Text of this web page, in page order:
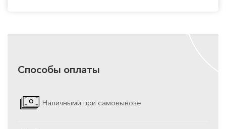
Способы оплаты
Наличными при самовывозе